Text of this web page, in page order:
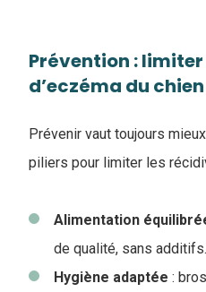
Prévention :
d’eczéma du chien
Prévenir vaut toujours
piliers pour limiter les
Alimentation
de qualité, sans additifs.
Hygiène adaptée :